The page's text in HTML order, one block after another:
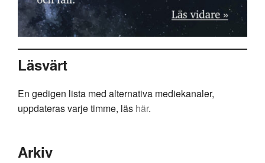
Läsvärt
En gedigen lista med alternativa mediekanaler,
uppdateras varje timme, läs här.
Arkiv